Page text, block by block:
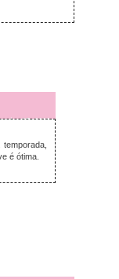
27, 2023
é ótima.